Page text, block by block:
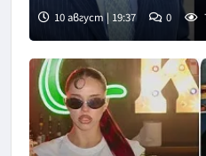
10 август | 19:37 0